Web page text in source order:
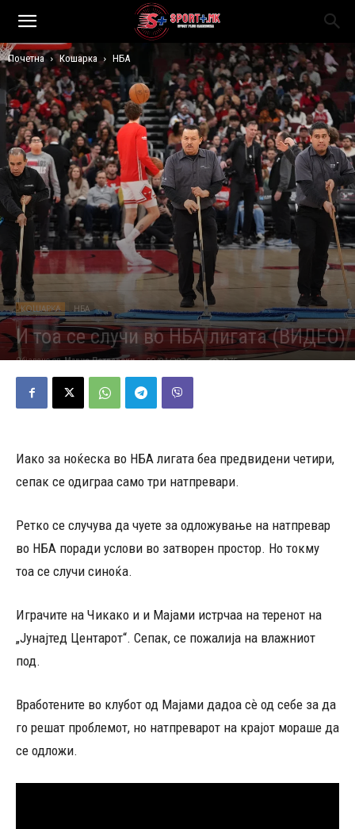
Почетна Кошарка НБА
КОШАРКА НБА
И тоа се случи во НБА лигата (ВИДЕО)
Објавено од Марио Петровски - 09/01/2026 975
Иако за ноќеска во НБА лигата беа предвидени четири,
сепак се одиграа само три натпревари.
Ретко се случува да чуете за одложување на натпревар
во НБА поради услови во затворен простор. Но токму
тоа се случи синоќа.
Играчите на Чикако и и Мајами истрчаа на теренот на
„Јунајтед Центарот“. Сепак, се пожалија на влажниот
под.
Вработените во клубот од Мајами дадоа сѐ од себе за да
го решат проблемот, но натпреварот на крајот мораше да
се одложи.